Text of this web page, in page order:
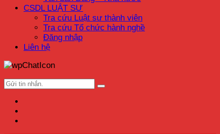
CSDL LUẬT SƯ
Tra cứu Luật sư thành viên
Tra cứu Tổ chức hành nghề
Đăng nhập
Liên hệ